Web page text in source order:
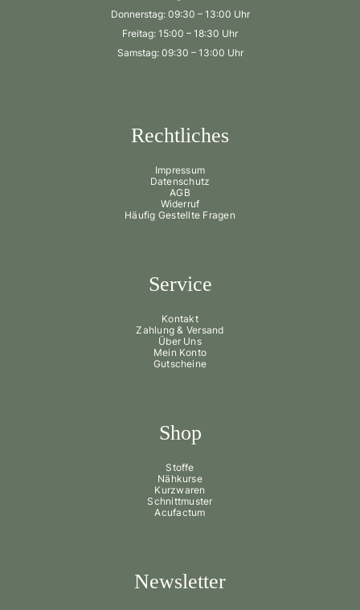
Donnerstag: 09:30 – 13:00 Uhr
Freitag: 15:00 – 18:30 Uhr
Samstag: 09:30 – 13:00 Uhr
Rechtliches
Impressum
Datenschutz
AGB
Widerruf
Häufig Gestellte Fragen
Service
Kontakt
Zahlung & Versand
Über Uns
Mein Konto
Gutscheine
Shop
Stoffe
Nähkurse
Kurzwaren
Schnittmuster
Acufactum
Newsletter